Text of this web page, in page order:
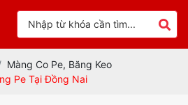
Màng Co Pe, Băng Keo
Pe Tại Đồng Nai